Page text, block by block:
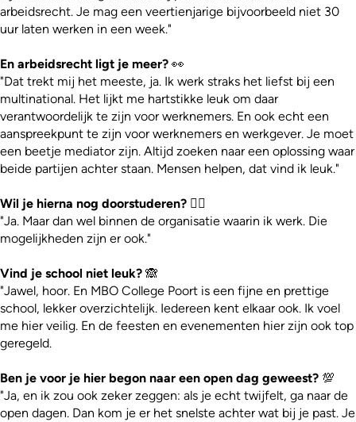
arbeidsrecht. Je mag een veertienjarige bijvoorbeeld niet 30
uur laten werken in een week."
En arbeidsrecht ligt je meer? 👀
"Dat trekt mij het meeste, ja. Ik werk straks het liefst bij een
multinational. Het lijkt me hartstikke leuk om daar
verantwoordelijk te zijn voor werknemers. En ook echt een
aanspreekpunt te zijn voor werknemers en werkgever. Je moet
een beetje mediator zijn. Altijd zoeken naar een oplossing waar
beide partijen achter staan. Mensen helpen, dat vind ik leuk."
Wil je hierna nog doorstuderen? 👍🏼
"Ja. Maar dan wel binnen de organisatie waarin ik werk. Die
mogelijkheden zijn er ook."
Vind je school niet leuk? 🙈
"Jawel, hoor. En MBO College Poort is een fijne en prettige
school, lekker overzichtelijk. Iedereen kent elkaar ook. Ik voel
me hier veilig. En de feesten en evenementen hier zijn ook top
geregeld.
Ben je voor je hier begon naar een open dag geweest? 💯
"Ja, en ik zou ook zeker zeggen: als je echt twijfelt, ga naar de
open dagen. Dan kom je er het snelste achter wat bij je past. Je